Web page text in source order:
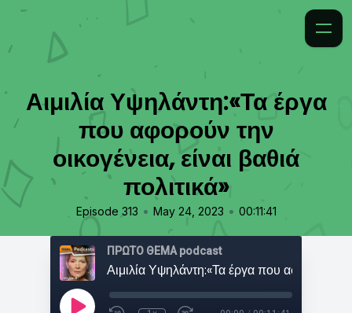
Αιμιλία Υψηλάντη:«Τα έργα
που αφορούν την
οικογένεια, είναι βαθιά
πολιτικά»
Episode 313 • May 24, 2023 • 00:11:41
ΠΡΩΤΟ ΘΕΜΑ podcast